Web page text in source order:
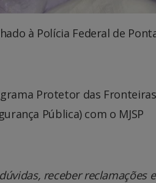
à Polícia Federal de
Protetor das
Pública) com o MJSP
receber reclamações e